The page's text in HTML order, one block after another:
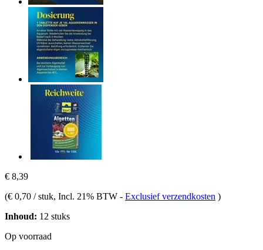
€ 8,39
(€ 0,70 / stuk, Incl. 21% BTW - Exclusief verzendkosten )
Inhoud: 12 stuks
Op voorraad